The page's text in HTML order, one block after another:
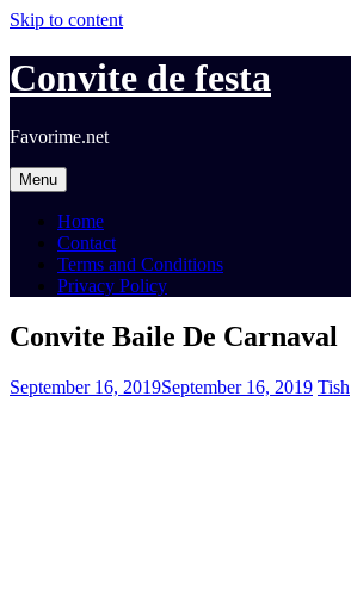
Skip to content
Convite de festa
Favorime.net
Menu
Home
Contact
Terms and Conditions
Privacy Policy
Convite Baile De Carnaval
September 16, 2019September 16, 2019 Tish